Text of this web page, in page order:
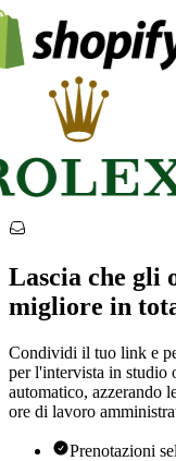
Lascia che gli
migliore in
Condividi il tuo link e
per l'intervista in studio
automatico, azzerando
ore di lavoro
Prenotazioni